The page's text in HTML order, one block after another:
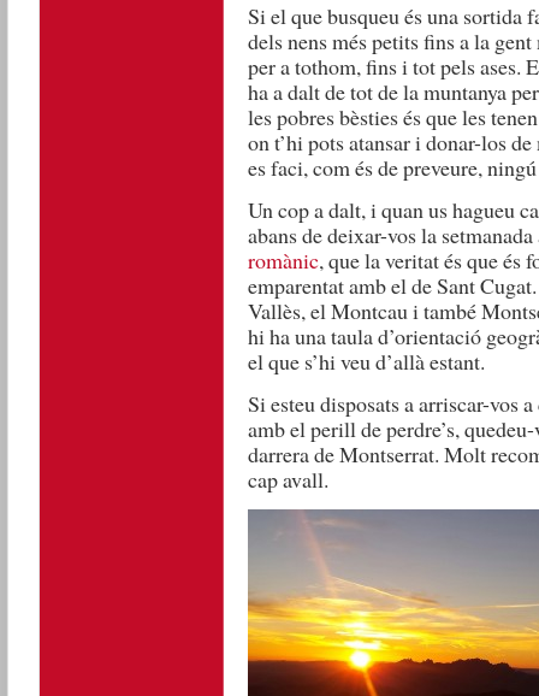
Si el que busqueu és una sortida
dels nens més petits fins a la
per a tothom, fins i tot pels ases.
ha a dalt de tot de la muntanya
les pobres bèsties és que les
on t’hi pots atansar i donar-los
es faci, com és de preveure,
Un cop a dalt, i quan us hagueu
abans de deixar-vos la
romànic, que la veritat és que és
emparentat amb el de Sant
Vallès, el Montcau i també
hi ha una taula d’orientació
el que s’hi veu d’allà estant.
Si esteu disposats a arriscar-vos
amb el perill de perdre’s,
darrera de Montserrat. Molt
cap avall.